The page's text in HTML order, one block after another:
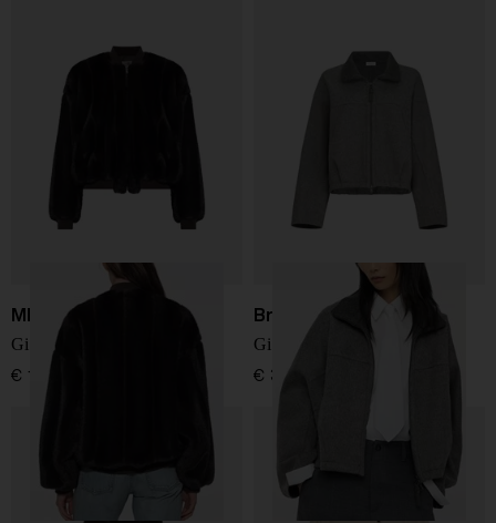
MM6 Maison Margiela
Giacca in pelliccia sintetica
€ 1.690,00
Brunello Cucinelli
Giacca in lana
€ 3.000,00